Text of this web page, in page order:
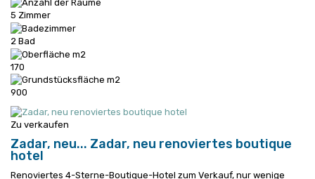
5 Zimmer
2 Bad
170
900
Zu verkaufen
Zadar, neu... Zadar, neu renoviertes boutique
hotel
Renoviertes 4-Sterne-Boutique-Hotel zum Verkauf, nur wenige